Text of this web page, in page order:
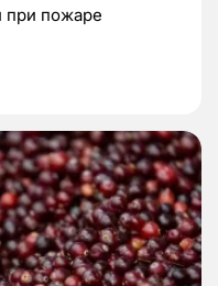
при пожаре